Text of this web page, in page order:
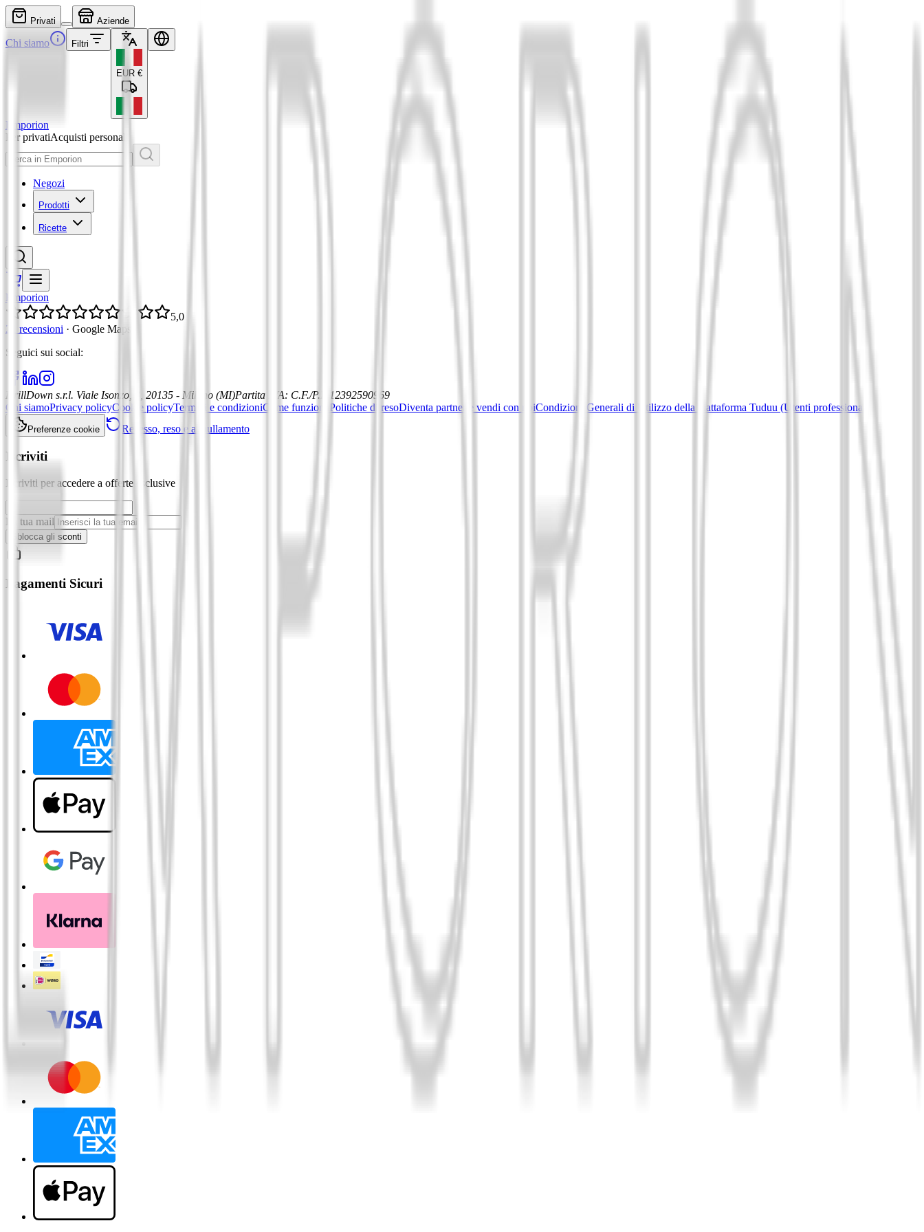
Privati Aziende
Chi siamo Filtri
EUR €
Emporion
Per privatiAcquisti personali
Negozi
Prodotti
Ricette
Emporion
5,0
21 recensioni · Google Maps
Seguici sui social:
DrillDown s.r.l. Viale Isonzo, 8, 20135 - Milano (MI)Partita IVA: C.F./P.I. 12392590969
Chi siamoPrivacy policyCookie policyTermini e condizioniCome funziona Politiche di resoDiventa partner e vendi con noiCondizioni Generali di Utilizzo della piattaforma Tuduu (Utenti professionali)
Preferenze cookie Recesso, reso e annullamento
Iscriviti
Iscriviti per accedere a offerte esclusive
La tua mail
Sblocca gli sconti
Pagamenti Sicuri